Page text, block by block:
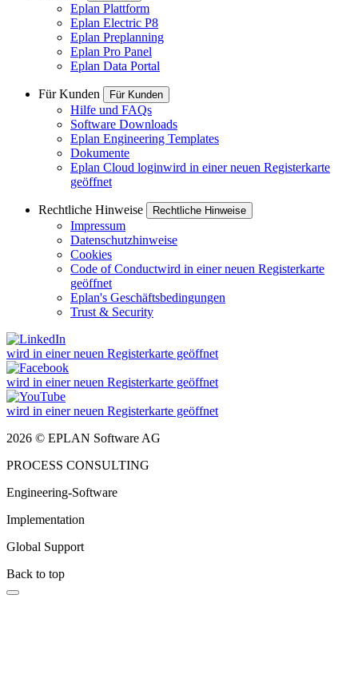
Eplan Plattform
Eplan Electric P8
Eplan Preplanning
Eplan Pro Panel
Eplan Data Portal
Für Kunden Für Kunden
Hilfe und FAQs
Software Downloads
Eplan Engineering Templates
Dokumente
Eplan Cloud loginwird in einer neuen Registerkarte
geöffnet
Rechtliche Hinweise Rechtliche Hinweise
Impressum
Datenschutzhinweise
Cookies
Code of Conductwird in einer neuen Registerkarte
geöffnet
Eplan's Geschäftsbedingungen
Trust & Security
wird in einer neuen Registerkarte geöffnet
wird in einer neuen Registerkarte geöffnet
wird in einer neuen Registerkarte geöffnet
2026 © EPLAN Software AG
PROCESS CONSULTING
Engineering-Software
Implementation
Global Support
Back to top